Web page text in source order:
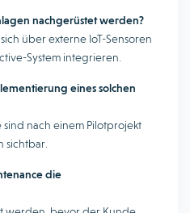
nachgerüstet werden?
über externe IoT-Sensoren
System integrieren.
eines solchen
sind nach einem Pilotprojekt
sichtbar.
die